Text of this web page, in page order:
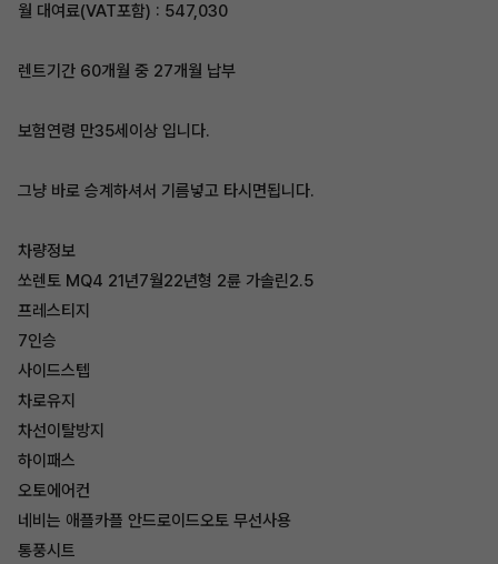
월 대여료(VAT포함) : 547,030
렌트기간 60개월 중 27개월 납부
보험연령 만35세이상 입니다.
그냥 바로 승계하셔서 기름넣고 타시면됩니다.
차량정보
쏘렌토 MQ4 21년7월22년형 2륜 가솔린2.5
프레스티지
7인승
사이드스텝
차로유지
차선이탈방지
하이패스
오토에어컨
네비는 애플카플 안드로이드오토 무선사용
통풍시트